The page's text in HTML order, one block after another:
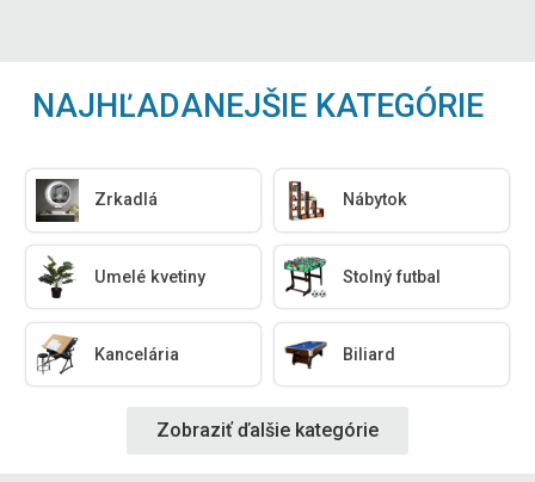
NAJHĽADANEJŠIE KATEGÓRIE
Zrkadlá Nábytok
Umelé kvetiny Stolný futbal
Kancelária Biliard
Zobraziť ďalšie kategórie